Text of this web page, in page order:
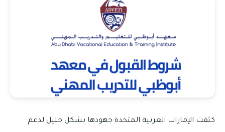
كثفت الإمارات العربية المتحدة جهودها بشكل جليل لدعم